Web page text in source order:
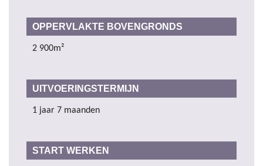
OPPERVLAKTE BOVENGRONDS
2 900m²
UITVOERINGSTERMIJN
1 jaar 7 maanden
START WERKEN